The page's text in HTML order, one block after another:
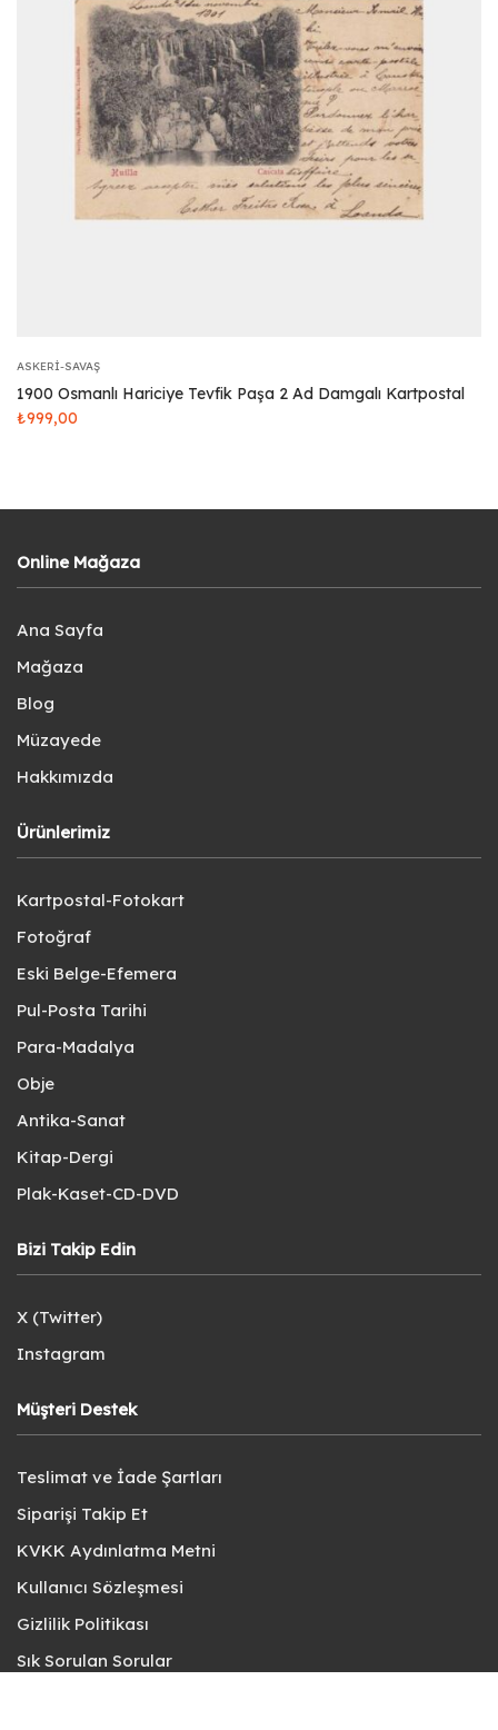
ASKERI-SAVAŞ
1900 Osmanlı Hariciye Tevfik Paşa 2 Ad Damgalı Kartpostal
₺999,00
Online Mağaza
Ana Sayfa
Mağaza
Blog
Müzayede
Hakkımızda
Ürünlerimiz
Kartpostal-Fotokart
Fotoğraf
Eski Belge-Efemera
Pul-Posta Tarihi
Para-Madalya
Obje
Antika-Sanat
Kitap-Dergi
Plak-Kaset-CD-DVD
Bizi Takip Edin
X (Twitter)
Instagram
Müşteri Destek
Teslimat ve İade Şartları
Siparişi Takip Et
KVKK Aydınlatma Metni
Kullanıcı Sözleşmesi
Gizlilik Politikası
Sık Sorulan Sorular